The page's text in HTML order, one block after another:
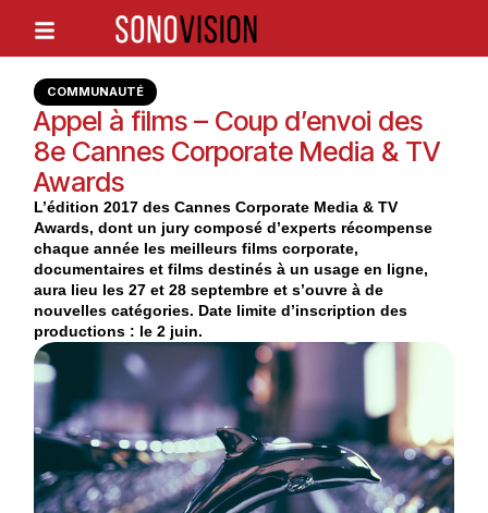
COMMUNAUTÉ
Appel à films – Coup d’envoi des
8e Cannes Corporate Media & TV
Awards
L’édition 2017 des Cannes Corporate Media & TV
Awards, dont un jury composé d’experts récompense
chaque année les meilleurs films corporate,
documentaires et films destinés à un usage en ligne,
aura lieu les 27 et 28 septembre et s’ouvre à de
nouvelles catégories. Date limite d’inscription des
productions : le 2 juin.